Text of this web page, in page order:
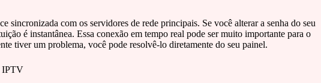
sincronizada com os servidores de rede principais. Se você alterar a senha do seu
é instantânea. Essa conexão em tempo real pode ser muito importante para o
tiver um problema, você pode resolvê-lo diretamente do seu painel.
IPTV